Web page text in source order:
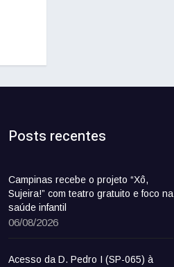
Posts recentes
Campinas recebe o projeto “Xô,
Sujeira!” com teatro gratuito e foco na
saúde infantil
06/08/2026
Acesso da D. Pedro I (SP-065) à